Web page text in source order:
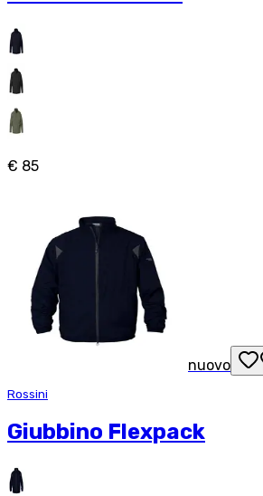
€ 85
nuovo
Rossini
Giubbino Flexpack